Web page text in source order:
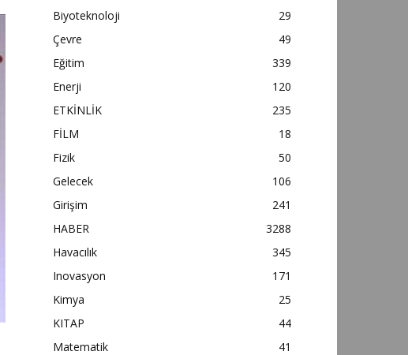
Biyoteknoloji
29
Çevre
49
Eğitim
339
Enerji
120
ETKİNLİK
235
FİLM
18
Fizik
50
Gelecek
106
Girişim
241
HABER
3288
Havacılık
345
Inovasyon
171
Kimya
25
KITAP
44
Matematik
41